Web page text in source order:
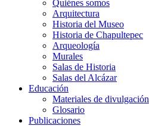
Quiénes somos
Arquitectura
Historia del Museo
Historia de Chapultepec
Arqueología
Murales
Salas de Historia
Salas del Alcázar
Educación
Materiales de divulgación
Glosario
Publicaciones